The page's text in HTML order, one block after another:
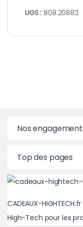
UGS :808.20882
Nos
Top des pages
CADEAUX-
High-Tech pour les